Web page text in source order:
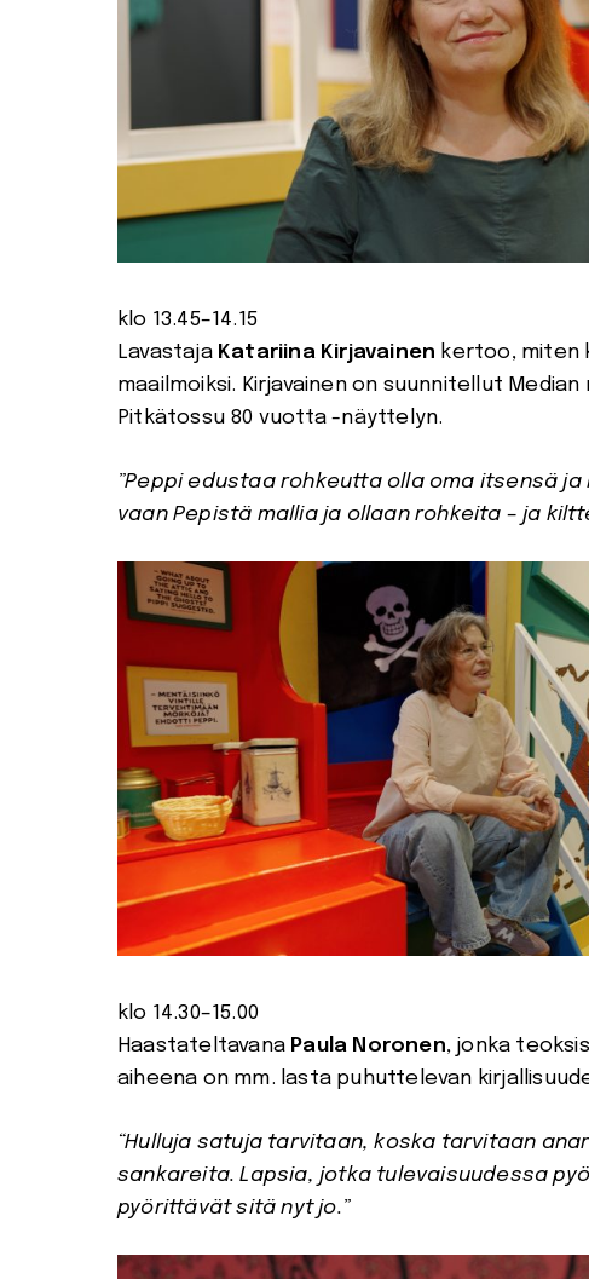
klo 13.45–14.15
Lavastaja Katariina Kirjavainen kertoo, miten
maailmoiksi. Kirjavainen on suunnitellut
Pitkätossu 80 vuotta -näyttelyn.
”Peppi edustaa rohkeutta olla oma itsensä
vaan Pepistä mallia ja ollaan rohkeita – ja
klo 14.30–15.00
Haastateltavana Paula Noronen, jonka
aiheena on mm. lasta puhuttelevan
“Hulluja satuja tarvitaan, koska tarvitaan
sankareita. Lapsia, jotka tulevaisuudessa
pyörittävät sitä nyt jo.”